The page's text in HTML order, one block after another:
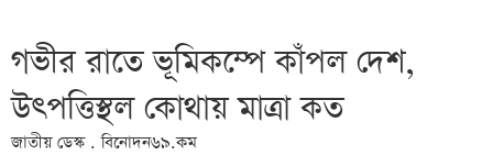
গভীর রাতে ভূমিকম্পে কাঁপল দেশ,
উৎপত্তিস্থল কোথায় মাত্রা কত
জাতীয় ডেস্ক . বিনোদন৬৯.কম